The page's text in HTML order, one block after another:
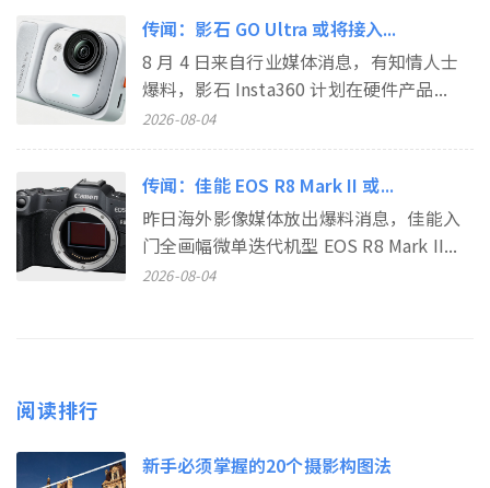
传闻：影石 GO Ultra 或将接入...
8 月 4 日来自行业媒体消息，有知情人士
爆料，影石 Insta360 计划在硬件产品...
2026-08-04
传闻：佳能 EOS R8 Mark II 或...
昨日海外影像媒体放出爆料消息，佳能入
门全画幅微单迭代机型 EOS R8 Mark II...
2026-08-04
阅读排行
新手必须掌握的20个摄影构图法